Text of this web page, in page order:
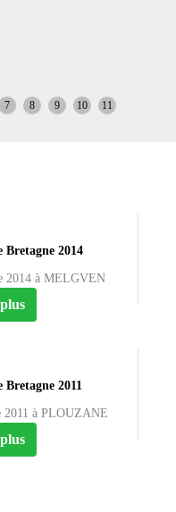
7 8 9 10 11
2014
2014 à MELGVEN
2011
2011 à PLOUZANE